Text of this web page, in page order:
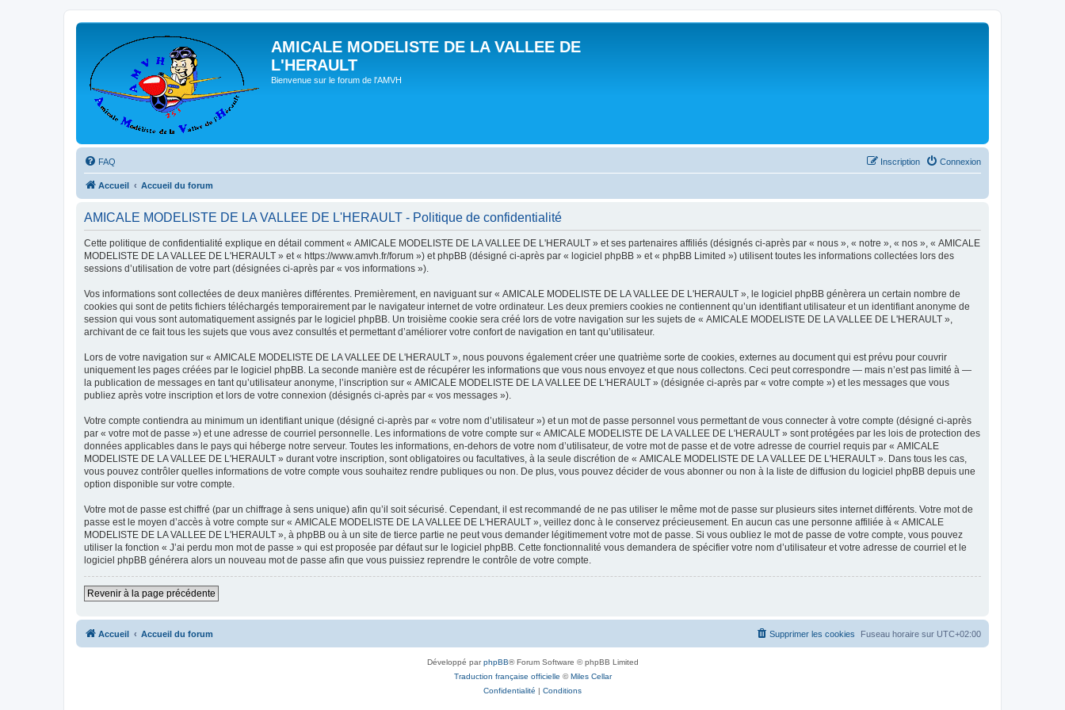
AMICALE MODELISTE DE LA VALLEE DE
L'HERAULT
Bienvenue sur le forum de l'AMVH
FAQ Connexion
Inscription
Accueil Accueil du forum
AMICALE MODELISTE DE LA VALLEE DE L'HERAULT - Politique de confidentialité
Cette politique de confidentialité explique en détail comment « AMICALE MODELISTE DE LA VALLEE DE L'HERAULT » et ses partenaires affiliés (désignés ci-après par « nous », « notre », « nos », « AMICALE
MODELISTE DE LA VALLEE DE L'HERAULT » et « https://www.amvh.fr/forum ») et phpBB (désigné ci-après par « logiciel phpBB » et « phpBB Limited ») utilisent toutes les informations collectées lors des
sessions d’utilisation de votre part (désignées ci-après par « vos informations »).
Vos informations sont collectées de deux manières différentes. Premièrement, en naviguant sur « AMICALE MODELISTE DE LA VALLEE DE L'HERAULT », le logiciel phpBB génèrera un certain nombre de
cookies qui sont de petits fichiers téléchargés temporairement par le navigateur internet de votre ordinateur. Les deux premiers cookies ne contiennent qu’un identifiant utilisateur et un identifiant anonyme de
session qui vous sont automatiquement assignés par le logiciel phpBB. Un troisième cookie sera créé lors de votre navigation sur les sujets de « AMICALE MODELISTE DE LA VALLEE DE L'HERAULT »,
archivant de ce fait tous les sujets que vous avez consultés et permettant d’améliorer votre confort de navigation en tant qu’utilisateur.
Lors de votre navigation sur « AMICALE MODELISTE DE LA VALLEE DE L'HERAULT », nous pouvons également créer une quatrième sorte de cookies, externes au document qui est prévu pour couvrir
uniquement les pages créées par le logiciel phpBB. La seconde manière est de récupérer les informations que vous nous envoyez et que nous collectons. Ceci peut correspondre — mais n’est pas limité à —
la publication de messages en tant qu’utilisateur anonyme, l’inscription sur « AMICALE MODELISTE DE LA VALLEE DE L'HERAULT » (désignée ci-après par « votre compte ») et les messages que vous
publiez après votre inscription et lors de votre connexion (désignés ci-après par « vos messages »).
Votre compte contiendra au minimum un identifiant unique (désigné ci-après par « votre nom d’utilisateur ») et un mot de passe personnel vous permettant de vous connecter à votre compte (désigné ci-après
par « votre mot de passe ») et une adresse de courriel personnelle. Les informations de votre compte sur « AMICALE MODELISTE DE LA VALLEE DE L'HERAULT » sont protégées par les lois de protection des
données applicables dans le pays qui héberge notre serveur. Toutes les informations, en-dehors de votre nom d’utilisateur, de votre mot de passe et de votre adresse de courriel requis par « AMICALE
MODELISTE DE LA VALLEE DE L'HERAULT » durant votre inscription, sont obligatoires ou facultatives, à la seule discrétion de « AMICALE MODELISTE DE LA VALLEE DE L'HERAULT ». Dans tous les cas,
vous pouvez contrôler quelles informations de votre compte vous souhaitez rendre publiques ou non. De plus, vous pouvez décider de vous abonner ou non à la liste de diffusion du logiciel phpBB depuis une
option disponible sur votre compte.
Votre mot de passe est chiffré (par un chiffrage à sens unique) afin qu’il soit sécurisé. Cependant, il est recommandé de ne pas utiliser le même mot de passe sur plusieurs sites internet différents. Votre mot de
passe est le moyen d’accès à votre compte sur « AMICALE MODELISTE DE LA VALLEE DE L'HERAULT », veillez donc à le conservez précieusement. En aucun cas une personne affiliée à « AMICALE
MODELISTE DE LA VALLEE DE L'HERAULT », à phpBB ou à un site de tierce partie ne peut vous demander légitimement votre mot de passe. Si vous oubliez le mot de passe de votre compte, vous pouvez
utiliser la fonction « J’ai perdu mon mot de passe » qui est proposée par défaut sur le logiciel phpBB. Cette fonctionnalité vous demandera de spécifier votre nom d’utilisateur et votre adresse de courriel et le
logiciel phpBB générera alors un nouveau mot de passe afin que vous puissiez reprendre le contrôle de votre compte.
Revenir à la page précédente
Accueil Accueil du forum Fuseau horaire sur UTC+02:00
Supprimer les cookies
Développé parphpBB® Forum Software © phpBB Limited
Traduction française officielle ©Miles Cellar
Confidentialité | Conditions